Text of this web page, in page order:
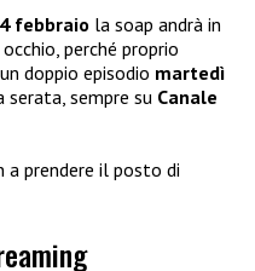
febbraio la soap andrà in
perché proprio
doppio episodio martedì
serata, sempre su Canale
a prendere il posto di